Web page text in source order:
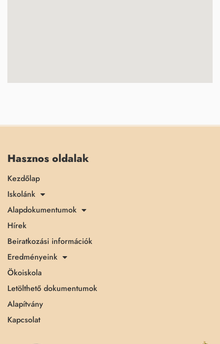
Hasznos oldalak
Kezdőlap
Iskolánk
Alapdokumentumok
Hírek
Beiratkozási információk
Eredményeink
Ökoiskola
Letölthető dokumentumok
Alapítvány
Kapcsolat